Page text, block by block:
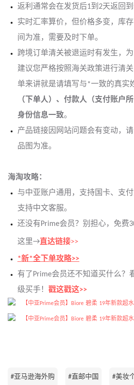
返利通常会在发货后1到2天返回到
实时汇率算价，但价格多变，库
间为准，需要及时下单。
跨境订单清关被退运时有发生，
建议您严格按照海关政策进行清
单来讲就是请填写与*一致的真实
（下单人）、付款人（支付账户
身份信息一致。
产品链接因网站问题会有变动，
品图为准。
海淘攻略：
与中亚账户通用，支持国卡、支
支持中文客服。
还没有Prime会员？别担心，免费
这里→ 直达链接>>
*新*全下单攻略>>
有了Prime会员还不知道买什么？
级买手！ 戳这戳这>>
#亚马逊海外购 #直邮中国 #美妆